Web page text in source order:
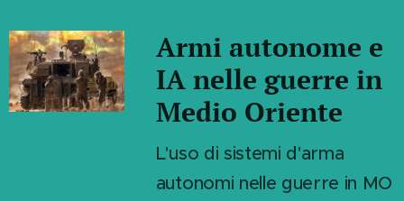
Armi autonome e
IA nelle guerre in
Medio Oriente
L'uso di sistemi d'arma
autonomi nelle guerre in MO